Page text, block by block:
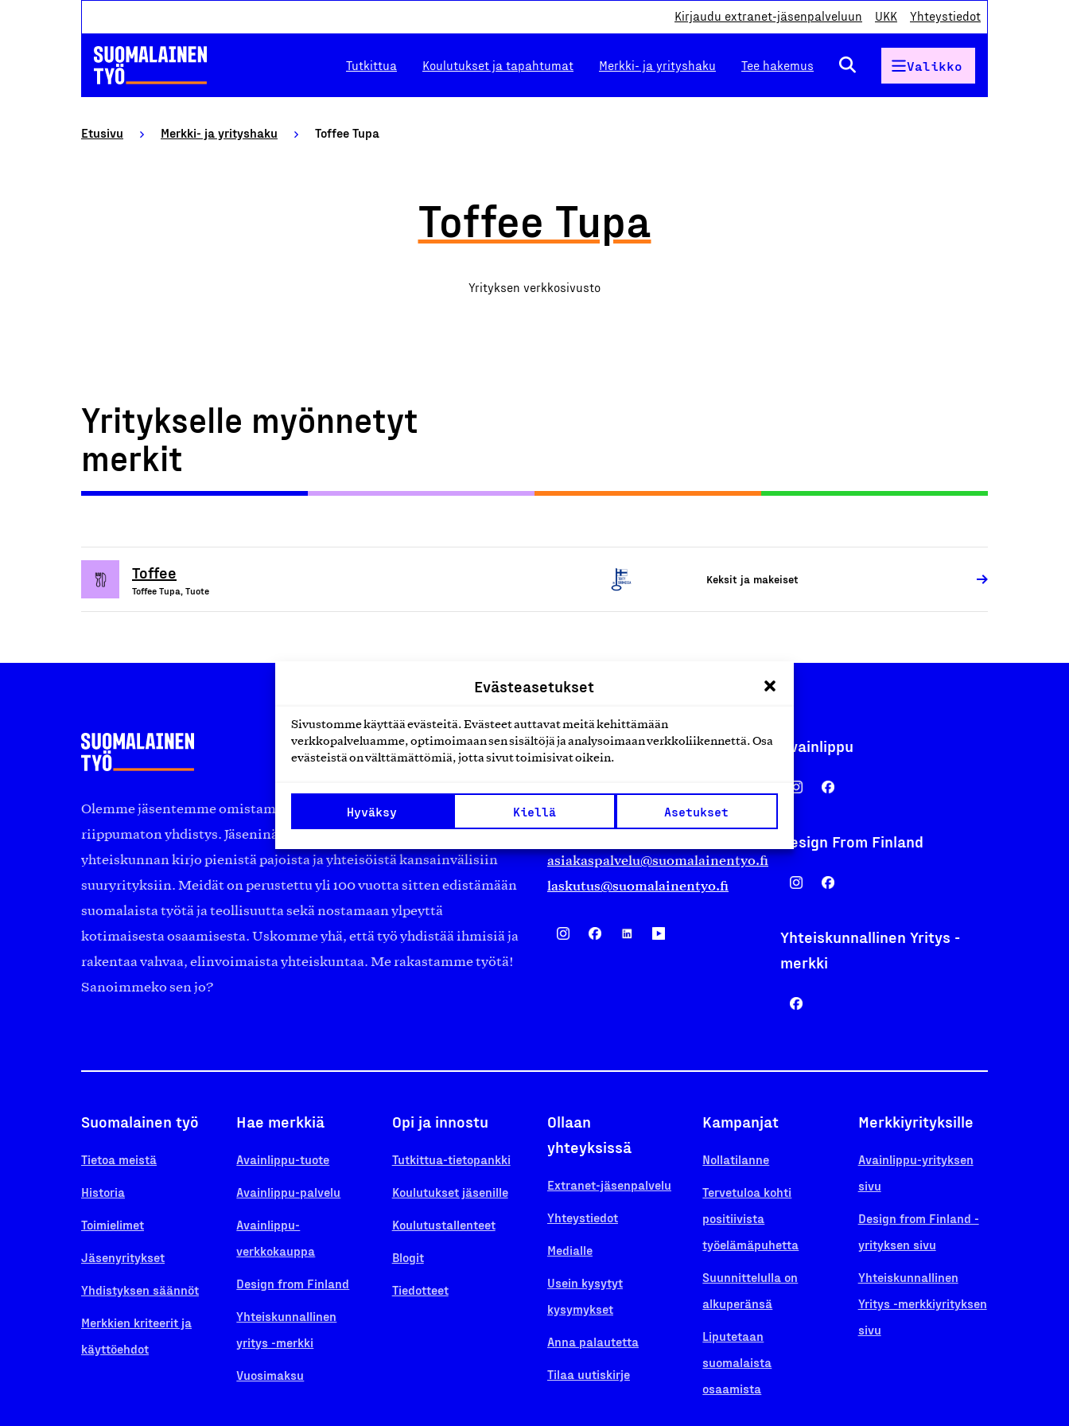
Evästeasetukset
Sivustomme käyttää evästeitä. Evästeet auttavat meitä kehittämään
verkkopalveluamme, optimoimaan sen sisältöjä ja analysoimaan verkkoliikennettä. Osa
evästeistä on välttämättömiä, jotta sivut toimisivat oikein.
Hyväksy Kiellä Asetukset
Kirjaudu extranet-jäsenpalveluun UKK Yhteystiedot
Tutkittua Koulutukset ja tapahtumat Merkki- ja yrityshaku Tee hakemus Valikko
Etusivu Merkki- ja yrityshaku Toffee Tupa
Toffee Tupa
Yrityksen verkkosivusto
Yritykselle myönnetyt
merkit
Toffee
Toffee Tupa, Tuote
Keksit ja makeiset
Olemme jäsentemme omistama puolueeton, työmarkkinajärjestöistä
riippumaton yhdistys. Jäseninämme on koko suomalaisen
yhteiskunnan kirjo pienistä pajoista ja yhteisöistä kansainvälisiin
suuryrityksiin. Meidät on perustettu yli 100 vuotta sitten edistämään
suomalaista työtä ja teollisuutta sekä nostamaan ylpeyttä
kotimaisesta osaamisesta. Uskomme yhä, että työ yhdistää ihmisiä ja
rakentaa vahvaa, elinvoimaista yhteiskuntaa. Me rakastamme työtä!
Sanoimmeko sen jo?
Suomalainen työ ry
00130 Helsinki
asiakaspalvelu@suomalainentyo.fi
laskutus@suomalainentyo.fi
Avainlippu
Design From Finland
Yhteiskunnallinen Yritys -
merkki
Suomalainen työ
Tietoa meistä
Historia
Toimielimet
Jäsenyritykset
Yhdistyksen säännöt
Merkkien kriteerit ja
käyttöehdot
Hae merkkiä
Avainlippu-tuote
Avainlippu-palvelu
Avainlippu-
verkkokauppa
Design from Finland
Yhteiskunnallinen
yritys -merkki
Vuosimaksu
Opi ja innostu
Tutkittua-tietopankki
Koulutukset jäsenille
Koulutustallenteet
Blogit
Tiedotteet
Ollaan
yhteyksissä
Extranet-jäsenpalvelu
Yhteystiedot
Medialle
Usein kysytyt
kysymykset
Anna palautetta
Tilaa uutiskirje
Kampanjat
Nollatilanne
Tervetuloa kohti
positiivista
työelämäpuhetta
Suunnittelulla on
alkuperänsä
Liputetaan
suomalaista
osaamista
Merkkiyrityksille
Avainlippu-yrityksen
sivu
Design from Finland -
yrityksen sivu
Yhteiskunnallinen
Yritys -merkkiyrityksen
sivu